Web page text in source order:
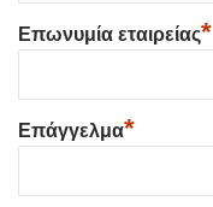
Επωνυμία εταιρείας*
Επάγγελμα*